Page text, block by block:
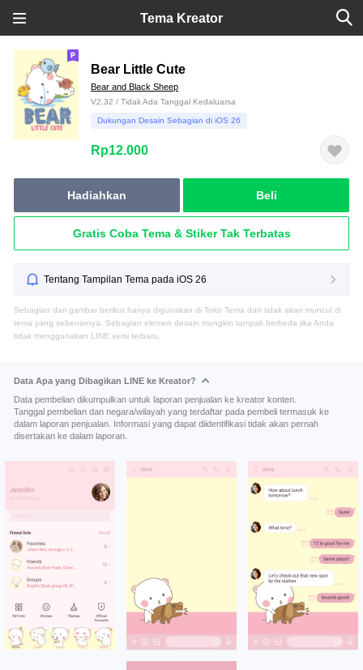
Tema Kreator
Bear Little Cute
Bear and Black Sheep
V2.32 / Tidak Ada Tanggal Kedaluarsa
Dukungan Desain Sebagian di iOS 26
Rp12.000
Hadiahkan Beli
Gratis Coba Tema & Stiker Tak Terbatas
Tentang Tampilan Tema pada iOS 26
Sebagian dari gambar berikut hanya digunakan di Toko Tema dan tidak akan muncul di
tema yang sebenarnya. Sebagian elemen desain mungkin tampak berbeda jika Anda
tidak menggunakan LINE versi terbaru.
Data Apa yang Dibagikan LINE ke Kreator?
Data pembelian dikumpulkan untuk laporan penjualan ke kreator konten.
Tanggal pembelian dan negara/wilayah yang terdaftar pada pembeli termasuk ke
dalam laporan penjualan. Informasi yang dapat diidentifikasi tidak akan pernah
disertakan ke dalam laporan.